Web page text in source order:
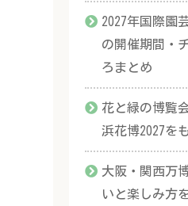
2027年国際園
の開催期間・
ろまとめ
花と緑の博覧
浜花博2027を
大阪・関西万
いと楽しみ方